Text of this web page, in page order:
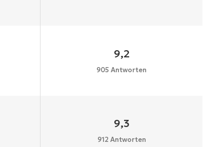
9,2
905 Antworten
9,3
912 Antworten